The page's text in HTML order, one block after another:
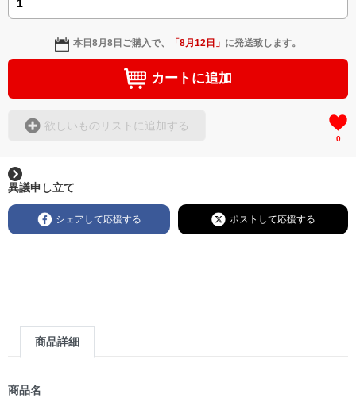
本日8月8日 ご購入で、 「8月12日 」 に発送致します。
カートに追加
欲しいものリストに追加する
0
異議申し立て
シェアして応援する ポストして応援する
商品詳細
商品名